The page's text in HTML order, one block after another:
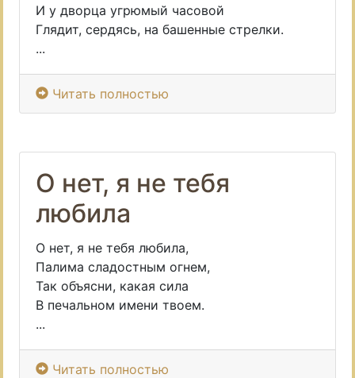
И у дворца угрюмый часовой
Глядит, сердясь, на башенные стрелки.
...
Читать полностью
О нет, я не тебя
любила
О нет, я не тебя любила,
Палима сладостным огнем,
Так объясни, какая сила
В печальном имени твоем.
...
Читать полностью